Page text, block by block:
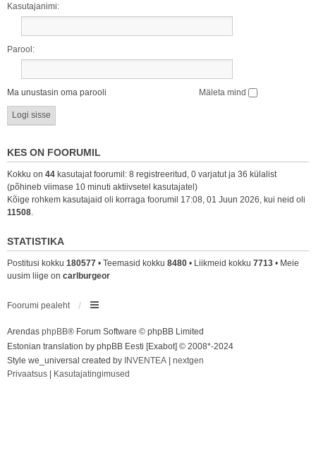
Kasutajanimi:
Parool:
Ma unustasin oma parooli Mäleta mind
KES ON FOORUMIL
Kokku on 44 kasutajat foorumil: 8 registreeritud, 0 varjatut ja 36 külalist
(põhineb viimase 10 minuti aktiivsetel kasutajatel)
Kõige rohkem kasutajaid oli korraga foorumil 17:08, 01 Juun 2026, kui neid oli
11508
STATISTIKA
Postitusi kokku 180577 • Teemasid kokku 8480 • Liikmeid kokku 7713 • Meie
uusim liige on carlburgeor
Foorumi pealeht
Arendas phpBB® Forum Software © phpBB Limited
Estonian translation by phpBB Eesti [Exabot] © 2008*-2024
Style we_universal created by INVENTEA | nextgen
Privaatsus | Kasutajatingimused